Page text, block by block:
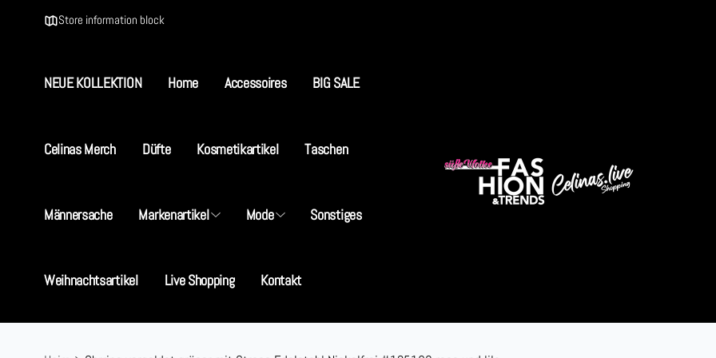
Store information block
NEUE KOLLEKTION Home Accessoires BIG SALE
Celinas Merch Düfte Kosmetikartikel Taschen
Männersache Markenartikel Mode Sonstiges
Weihnachtsartikel Live Shopping Kontakt
Süsse Wolke Fashion & Trends
52525 Heinsberg